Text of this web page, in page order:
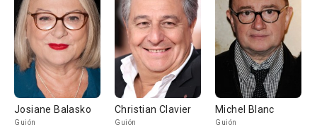
Josiane Balasko
Guión
Christian Clavier
Guión
Michel Blanc
Guión